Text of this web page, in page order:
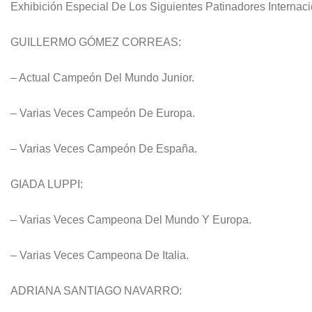
Exhibición Especial De Los Siguientes Patinadores
GUILLERMO GÓMEZ CORREAS:
– Actual Campeón Del Mundo Junior.
– Varias Veces Campeón De Europa.
– Varias Veces Campeón De España.
GIADA LUPPI:
– Varias Veces Campeona Del Mundo Y Europa.
– Varias Veces Campeona De Italia.
ADRIANA SANTIAGO NAVARRO: